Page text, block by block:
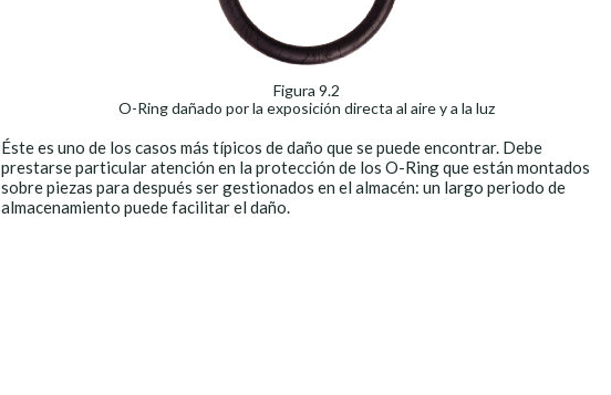
Figura 9.2
O-Ring dañado por la exposición directa al aire y a la luz
Éste es uno de los casos más típicos de daño que se puede encontrar. Debe
prestarse particular atención en la protección de los O-Ring que están montados
sobre piezas para después ser gestionados en el almacén: un largo periodo de
almacenamiento puede facilitar el daño.